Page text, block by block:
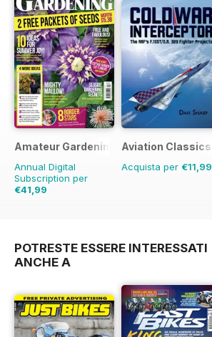
Amateur Gardening
Annual Digital
Subscription per
€41,99
Aviation Classics
Acquista per €11,99
POTRESTE ESSERE INTERESSATI
ANCHE A